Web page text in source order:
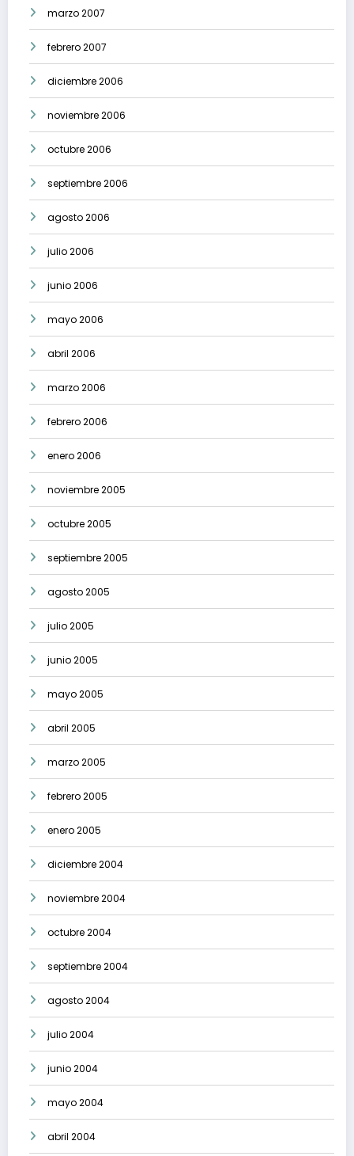
marzo 2007
febrero 2007
diciembre 2006
noviembre 2006
octubre 2006
septiembre 2006
agosto 2006
julio 2006
junio 2006
mayo 2006
abril 2006
marzo 2006
febrero 2006
enero 2006
noviembre 2005
octubre 2005
septiembre 2005
agosto 2005
julio 2005
junio 2005
mayo 2005
abril 2005
marzo 2005
febrero 2005
enero 2005
diciembre 2004
noviembre 2004
octubre 2004
septiembre 2004
agosto 2004
julio 2004
junio 2004
mayo 2004
abril 2004